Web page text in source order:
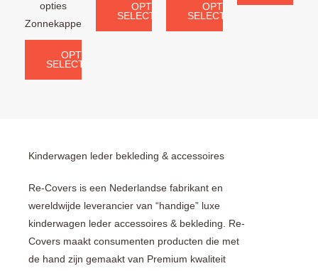
opties
Zonnekappen:...
OPTIES
SELECTEREN
OPTIES
SELECTEREN
OPTIES
SELECTEREN
Kinderwagen leder bekleding & accessoires
Re-Covers is een Nederlandse fabrikant en
wereldwijde leverancier van “handige” luxe
kinderwagen leder accessoires & bekleding. Re-
Covers maakt consumenten producten die met
de hand zijn gemaakt van Premium kwaliteit